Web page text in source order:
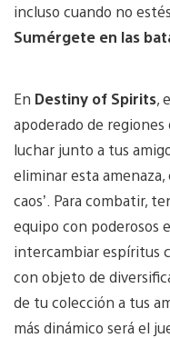
incluso cuando no
Sumérgete en las
En Destiny of Spirits,
apoderado de
luchar junto a tus
eliminar esta
caos’. Para combatir,
equipo con poderosos
intercambiar espíritus
con objeto de
de tu colección a tus
más dinámico será el